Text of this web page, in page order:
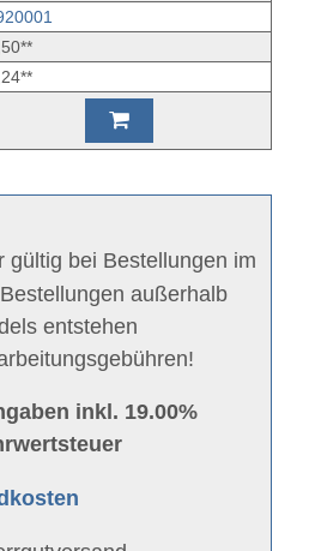
gültig bei Bestellungen im
außerhalb
entstehen
inkl. 19.00%